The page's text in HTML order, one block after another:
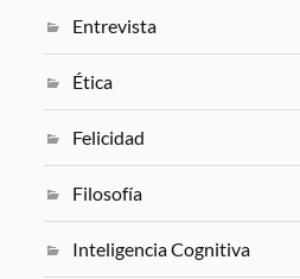
Entrevista
Ética
Felicidad
Filosofía
Inteligencia Cognitiva